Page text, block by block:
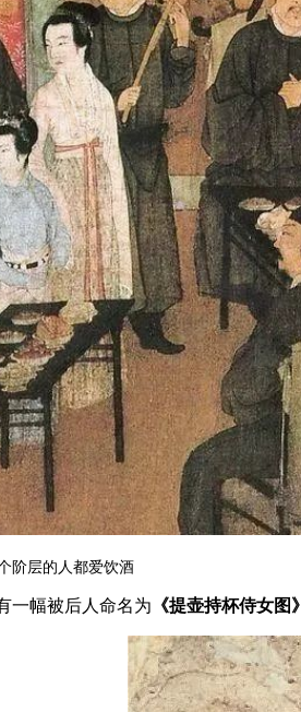
阶层的人都爱饮酒
一幅被后人命名为 《提壶持杯侍女图》